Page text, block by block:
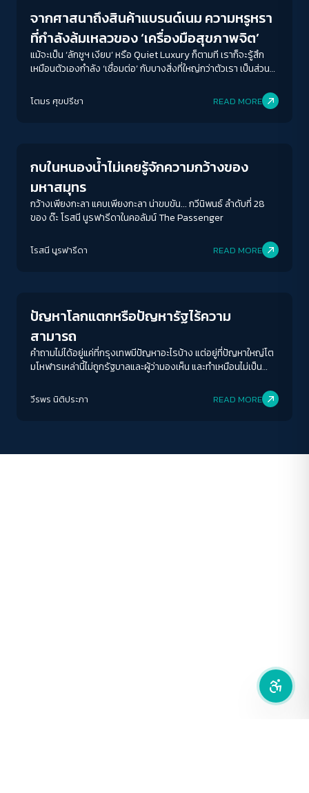
จากศาสนาถึงสินค้าแบรนด์เนม ความหรูหรา
ที่กำลังล้มเหลวของ ‘เครื่องมือสุขภาพจิต’
แม้จะเป็น ‘ลักชูฯ เงียบ’ หรือ Quiet Luxury ก็ตามที เราก็จะรู้สึก
เหมือนตัวเองกำลัง ‘เชื่อมต่อ’ กับบางสิ่งที่ใหญ่กว่าตัวเรา เป็นส่วน
ศาสนาทำให้เราเป็นส่วนหนึ่งของกลุ่มคนที่ ‘เชื่อ’ แบบเดียวกัน
โตมร ศุขปรีชา READ MORE
กบในหนองน้ำไม่เคยรู้จักความกว้างของ
มหาสมุทร
กว้างเพียงกะลา แคบเพียงกะลา น่าขบขัน... กวีนิพนธ์ ลำดับที่ 28
ของ ด๊ะ โรสนี นูรฟารีดาในคอลัมน์ The Passenger
โรสนี นูรฟารีดา READ MORE
ปัญหาโลกแตกหรือปัญหารัฐไร้ความ
สามารถ
คำถามไม่ได้อยู่แค่ที่กรุงเทพมีปัญหาอะไรบ้าง แต่อยู่ที่ปัญหาใหญ่โต
มโหฬารเหล่านี้ไม่ถูกรัฐบาลและผู้ว่ามองเห็น และทำเหมือนไม่เป็น
วีรพร นิติประภา READ MORE
ปกติ มาก มากที่สุด
Deutan Tritan